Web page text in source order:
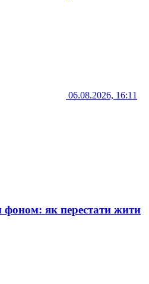
06.08.2026, 16:11
як перестати жити